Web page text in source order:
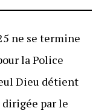
ne se termine
la Police
Dieu détient
par le